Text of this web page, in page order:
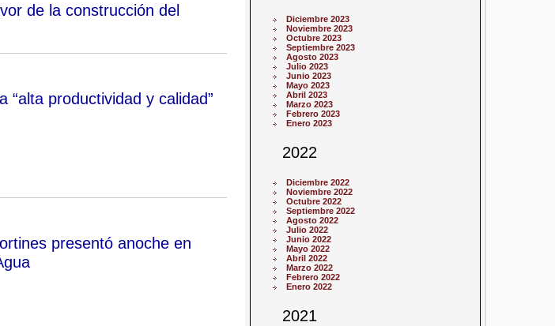
de la construcción del
“alta productividad y calidad”
presentó anoche en
Diciembre 2023
Noviembre 2023
Octubre 2023
Septiembre 2023
Agosto 2023
Julio 2023
Junio 2023
Mayo 2023
Abril 2023
Marzo 2023
Febrero 2023
Enero 2023
2022
Diciembre 2022
Noviembre 2022
Octubre 2022
Septiembre 2022
Agosto 2022
Julio 2022
Junio 2022
Mayo 2022
Abril 2022
Marzo 2022
Febrero 2022
Enero 2022
2021